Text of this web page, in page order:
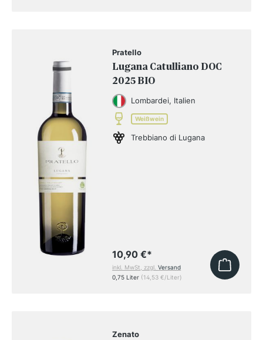
Pratello
Lugana Catulliano DOC
2025 BIO
Lombardei, Italien
Weißwein
Trebbiano di Lugana
10,90 €*
inkl. MwSt, zzgl.Versand
0,75 Liter (14,53 €/Liter)
Zenato